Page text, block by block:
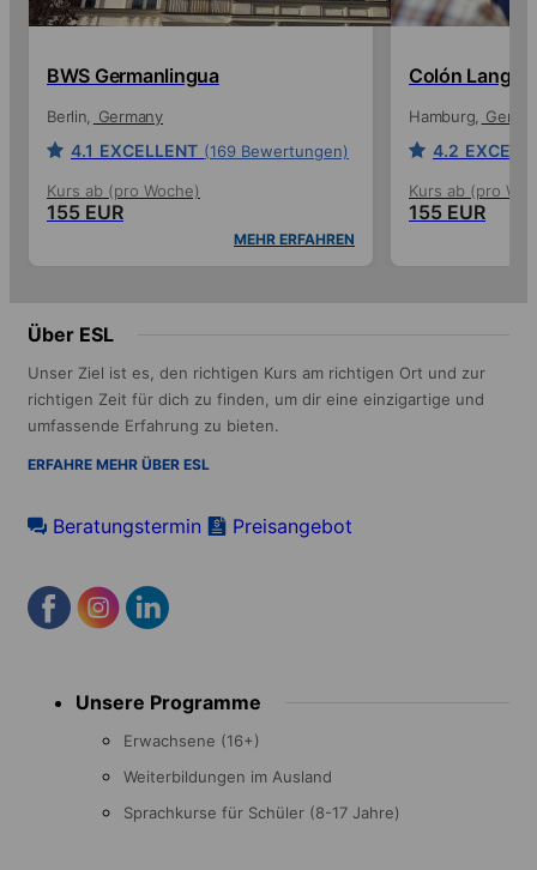
BWS Germanlingua
Berlin Germany
4.1 EXCELLENT (169 Bewertungen)
Kurs ab (pro Woche)
155 EUR
MEHR ERFAHREN
Colón
Hamburg
4.2
Kurs ab (pro
155 EUR
Über ESL
Unser Ziel ist es, den richtigen Kurs am richtigen Ort und zur
richtigen Zeit für dich zu finden, um dir eine einzigartige und
umfassende Erfahrung zu bieten.
ERFAHRE MEHR ÜBER ESL
Beratungstermin Preisangebot
menu Unsere Programme
Erwachsene (16+)
Weiterbildungen im Ausland
Sprachkurse für Schüler (8-17 Jahre)